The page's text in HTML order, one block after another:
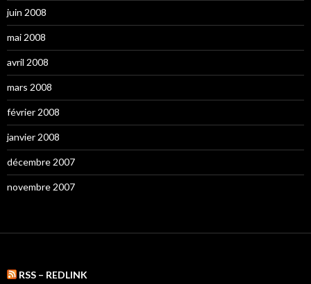
juin 2008
mai 2008
avril 2008
mars 2008
février 2008
janvier 2008
décembre 2007
novembre 2007
RSS – REDLINK